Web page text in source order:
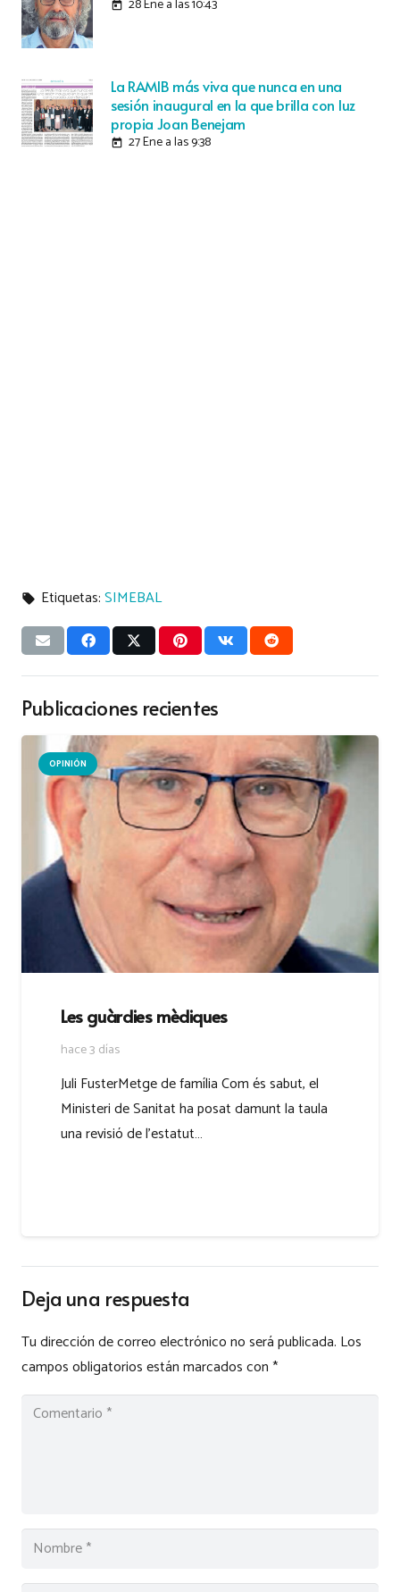
today 28 Ene a las 10:43
La RAMIB más viva que nunca en una
sesión inaugural en la que brilla con luz
propia Joan Benejam
today 27 Ene a las 9:38
local_offer Etiquetas:SIMEBAL
Publicaciones recientes
OPINIÓN
Les guàrdies mèdiques
hace 3 días
Juli FusterMetge de família Com és sabut, el
Ministeri de Sanitat ha posat damunt la taula
una revisió de l’estatut…
Deja una respuesta
Tu dirección de correo electrónico no será publicada. Los
campos obligatorios están marcados con*